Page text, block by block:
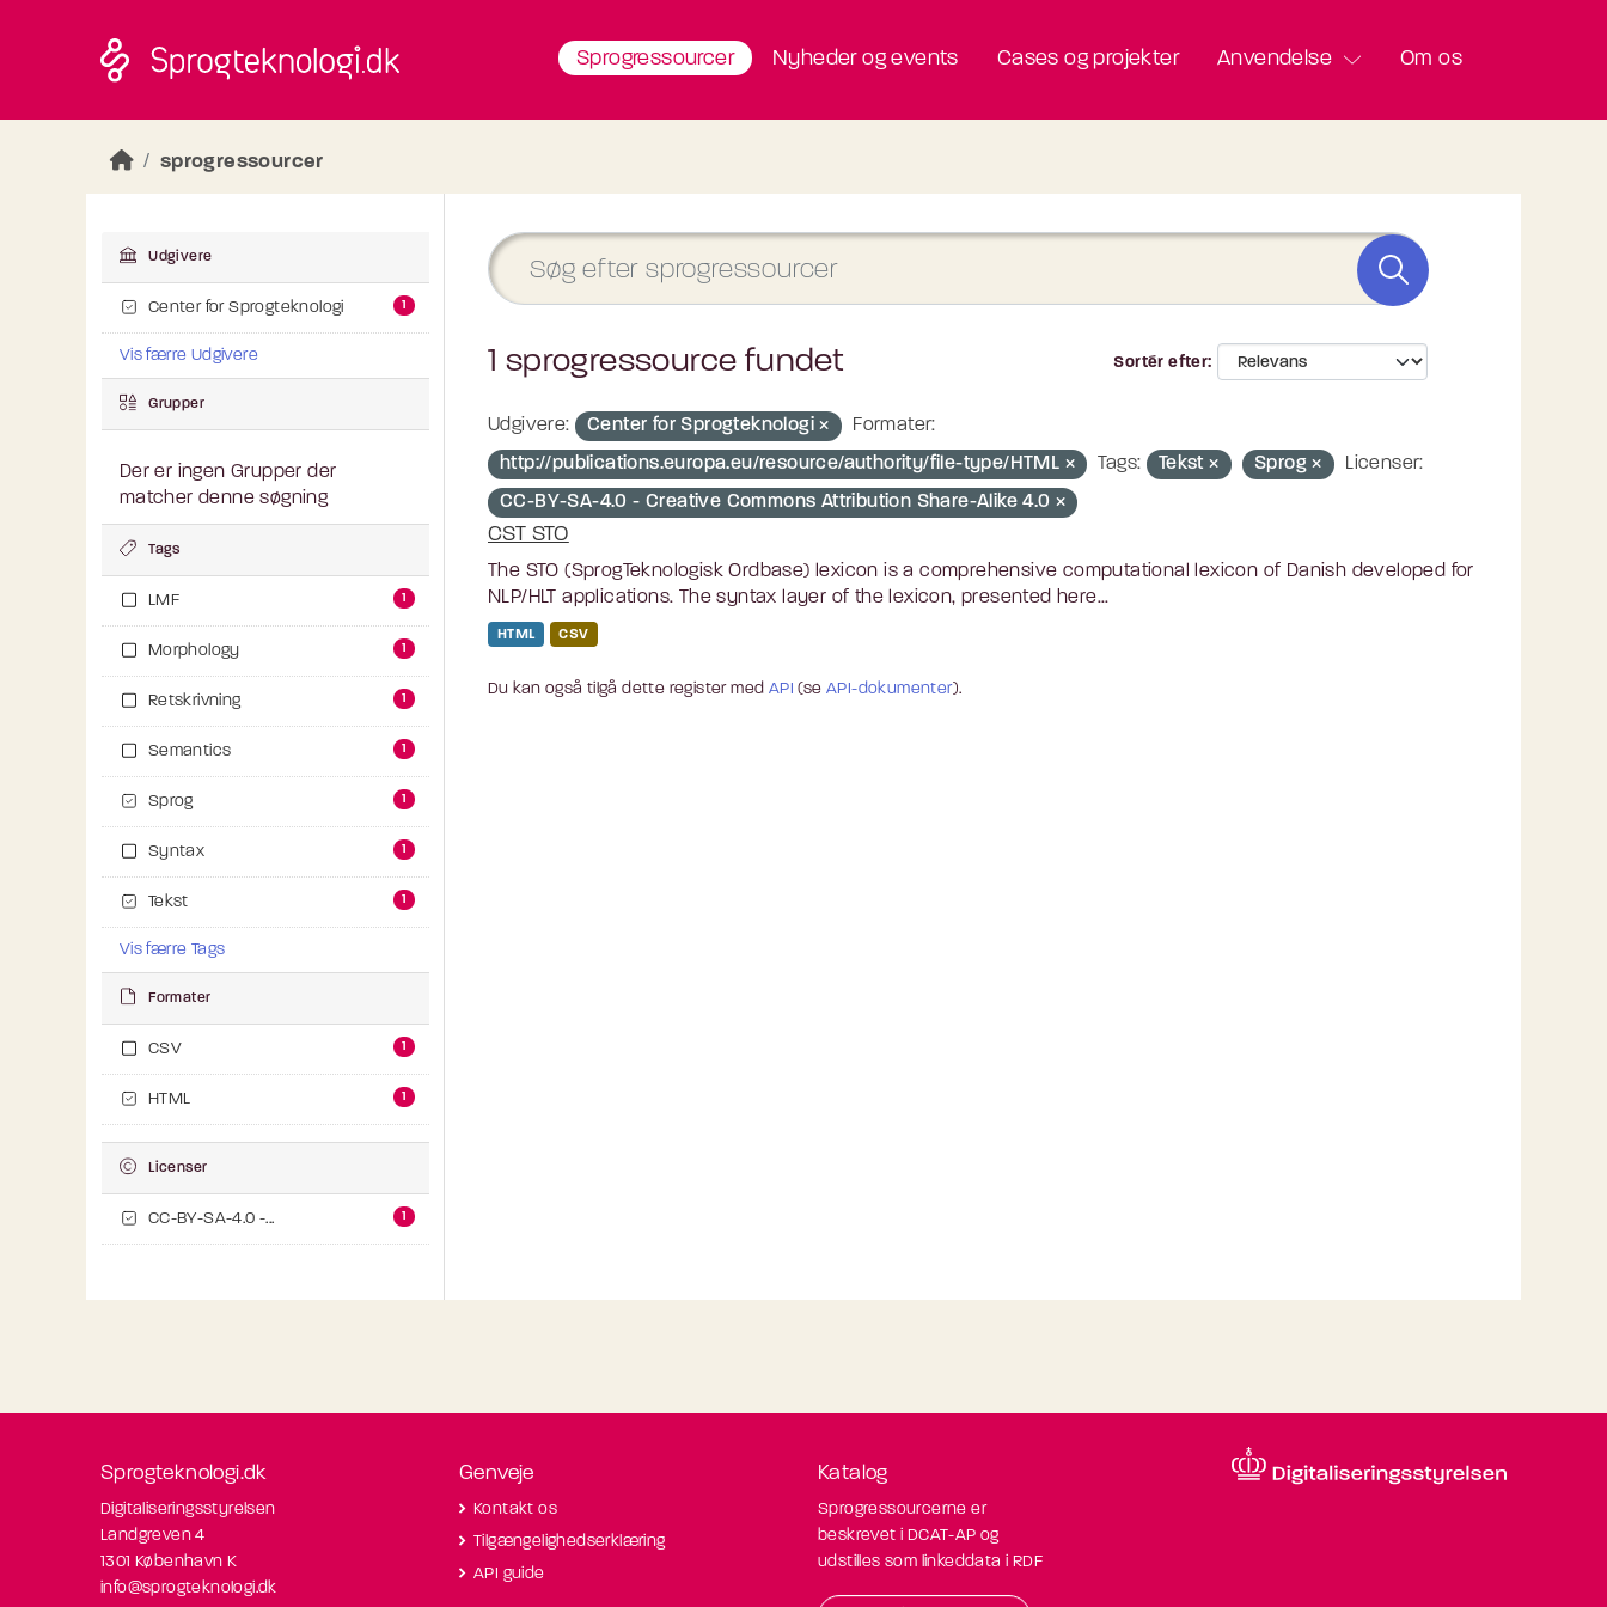
Sprogressourcer Nyheder og events Cases og projekter Anvendelse Om os
sprogressourcer
Udgivere
Center for Sprogteknologi 1
Vis færre Udgivere
Grupper
Der er ingen Grupper der
matcher denne søgning
Tags
LMF 1
Morphology 1
Retskrivning 1
Semantics 1
Sprog 1
Syntax 1
Tekst 1
Vis færre Tags
Formater
CSV 1
HTML 1
Licenser
CC-BY-SA-4.0 -... 1
Sortér efter
1 sprogressource fundet
Udgivere: Center for Sprogteknologi
Formater:
http://publications.europa.eu/resource/authority/file-type/HTML
Tags: Tekst Sprog
Licenser:
CC-BY-SA-4.0 - Creative Commons Attribution Share-Alike 4.0
CST STO
The STO (SprogTeknologisk Ordbase) lexicon is a comprehensive computational lexicon of Danish developed for
NLP/HLT applications. The syntax layer of the lexicon, presented here...
HTML CSV
Du kan også tilgå dette register med API (seAPI-dokumenter).
Sprogteknologi.dk
Digitaliseringsstyrelsen
Landgreven 4
1301 København K
info@sprogteknologi.dk
Genveje
Kontakt os
Tilgængelighedserklæring
API guide
Katalog
Sprogressourcerne er
beskrevet i DCAT-AP og
udstilles som linkeddata i RDF